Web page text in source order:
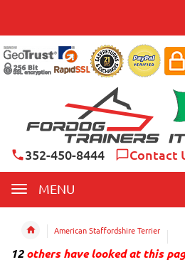
352-450-8444 Contact
MENU
American Staffordshire Terrier
12others have looked at this